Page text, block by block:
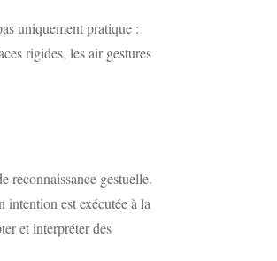
uniquement pratique :
rigides, les air gestures
reconnaissance gestuelle.
intention est exécutée à la
et interpréter des